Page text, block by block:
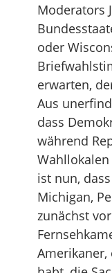
Moderators
oder
erwarten,
Aus
dass
während
ist nun,
Michigan,
zunächst